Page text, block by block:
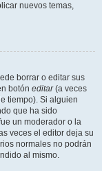
nuevos temas,
borrar o editar sus
botón editar(a veces
tiempo). Si alguien
que ha sido
un moderador o la
veces el editor deja su
normales no podrán
al mismo.